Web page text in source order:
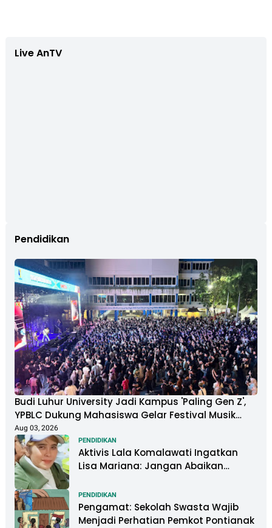
Live AnTV
Pendidikan
Budi Luhur University Jadi Kampus 'Paling Gen Z',
YPBLC Dukung Mahasiswa Gelar Festival Musik
Berkapasitas Ribuan Penonton
Aug 03, 2026
PENDIDIKAN
Aktivis Lala Komalawati Ingatkan
Lisa Mariana: Jangan Abaikan
DNA
PENDIDIKAN
Pengamat: Sekolah Swasta Wajib
Menjadi Perhatian Pemkot Pontianak